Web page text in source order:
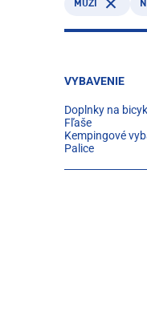
MUŽI
VYBAVENIE
Doplnky na
Fľaše
Kempingové
Palice